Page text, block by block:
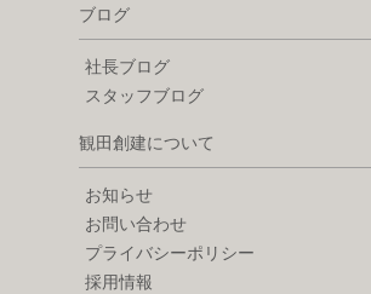
ブログ
社長ブログ
スタッフブログ
観田創建について
お知らせ
お問い合わせ
プライバシーポリシー
採用情報